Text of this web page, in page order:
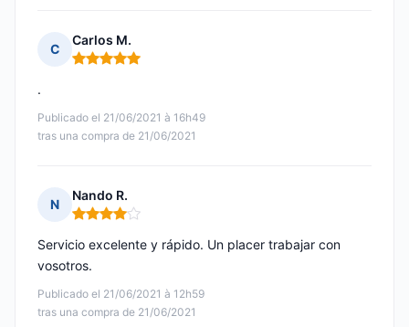
C
Carlos M.
Nota: 5 de 5
Publicado el 21/06/2021 à 16h49
tras una compra de 21/06/2021
.
N
Nando R.
Nota: 4 de 5
Publicado el 21/06/2021 à 12h59
tras una compra de 21/06/2021
Servicio excelente y rápido. Un placer trabajar con
vosotros.